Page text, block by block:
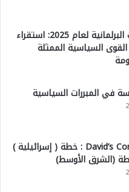
خارطة الانتخابات البرلمانية لعام 2025: استقراء
القوى السياسية الممثلة
في المبررات السياسية
ممر داوود David’s Corrido : خطة ( إسرائيلية )
(الشرق الأوسط)